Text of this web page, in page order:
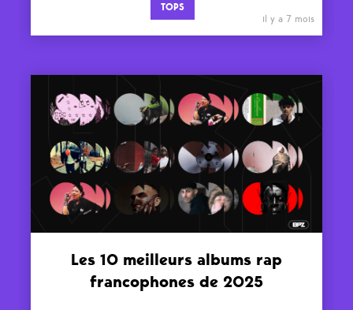
TOPS
il y a 7 mois
Les 10 meilleurs albums rap
francophones de 2025